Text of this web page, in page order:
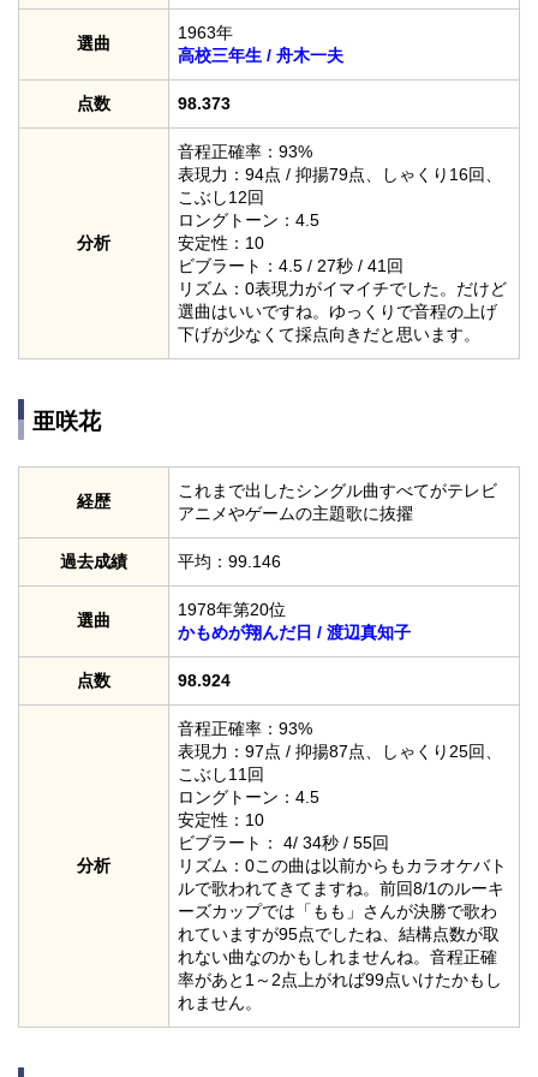
選曲
1963年
高校三年生 / 舟木一夫
点数 98.373
分析
音程正確率：93%
表現力：94点 / 抑揚79点、しゃくり16回、
こぶし12回
ロングトーン：4.5
安定性：10
ビブラート：4.5 / 27秒 / 41回
リズム：0表現力がイマイチでした。だけど
選曲はいいですね。ゆっくりで音程の上げ
下げが少なくて採点向きだと思います。
亜咲花
経歴
これまで出したシングル曲すべてがテレビ
アニメやゲームの主題歌に抜擢
過去成績 平均：99.146
選曲
1978年第20位
かもめが翔んだ日 / 渡辺真知子
点数 98.924
分析
音程正確率：93%
表現力：97点 / 抑揚87点、しゃくり25回、
こぶし11回
ロングトーン：4.5
安定性：10
ビブラート： 4/ 34秒 / 55回
リズム：0この曲は以前からもカラオケバト
ルで歌われてきてますね。前回8/1のルーキ
ーズカップでは「もも」さんが決勝で歌わ
れていますが95点でしたね、結構点数が取
れない曲なのかもしれませんね。音程正確
率があと1～2点上がれば99点いけたかもし
れません。